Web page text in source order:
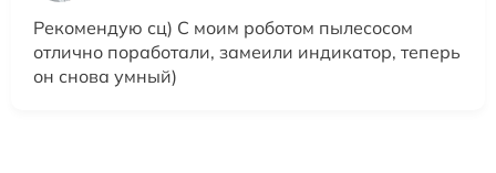
Рекомендую сц) С моим роботом пылесосом
отлично поработали, замеили индикатор, теперь
он снова умный)